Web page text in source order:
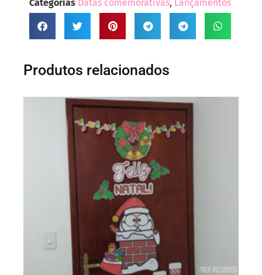
Categorias Datas comemorativas, Lançamentos
Produtos relacionados